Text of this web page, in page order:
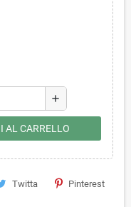
add
AL CARRELLO
Twitta Pinterest